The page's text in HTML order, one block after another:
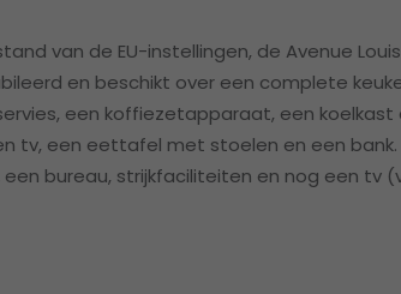
van de EU-instellingen, de Avenue
en beschikt over een complete
een koffiezetapparaat, een koelkast
tv, een eettafel met stoelen en een
bureau, strijkfaciliteiten en nog een tv